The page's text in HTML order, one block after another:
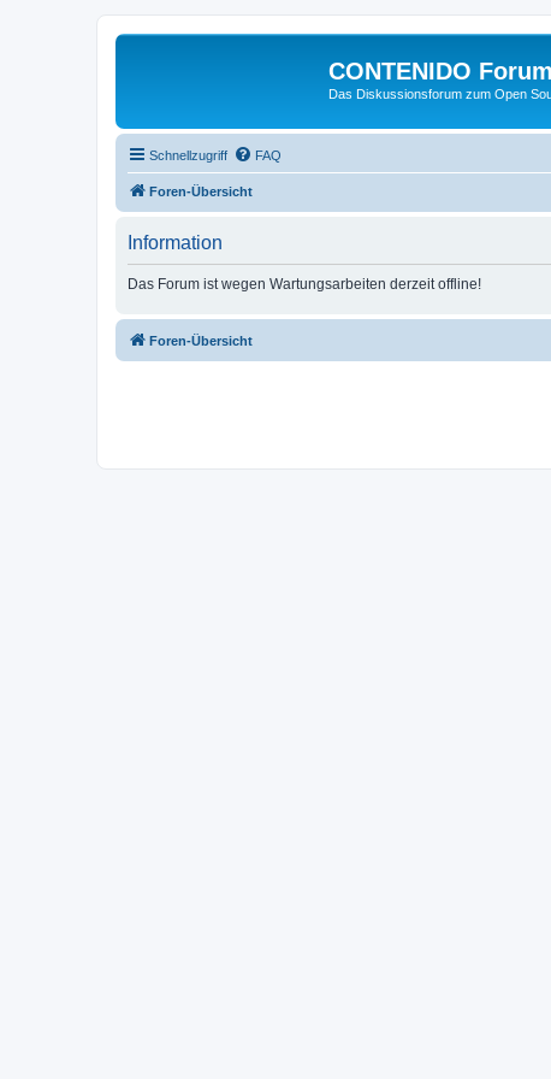
CONTENIDO Forum
Das Diskussionsforum zum Open
Schnellzugriff FAQ
Foren-Übersicht
Information
Das Forum ist wegen Wartungsarbeiten derzeit offline!
Foren-Übersicht